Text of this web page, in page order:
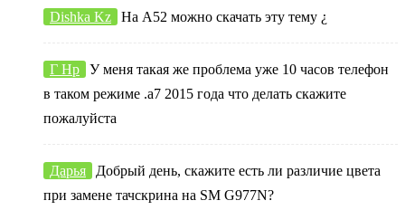
Dishka Kz На А52 можно скачать эту тему ¿
Г Нр
У меня такая же проблема уже 10 часов телефон
в таком режиме .а7 2015 года что делать скажите
пожалуйста
Дарья
Добрый день, скажите есть ли различие цвета
при замене тачскрина на SM G977N?